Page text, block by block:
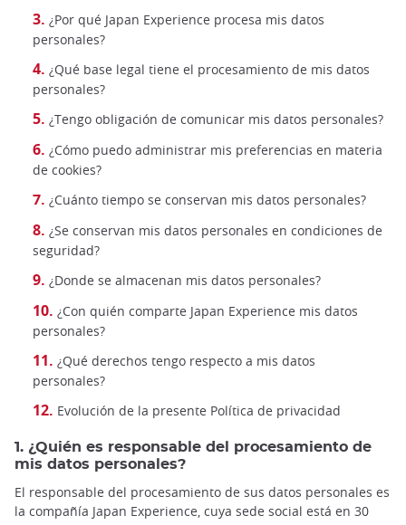
¿Por qué Japan Experience procesa mis datos
personales?
¿Qué base legal tiene el procesamiento de mis datos
personales?
¿Tengo obligación de comunicar mis datos personales?
¿Cómo puedo administrar mis preferencias en materia
de cookies?
¿Cuánto tiempo se conservan mis datos personales?
¿Se conservan mis datos personales en condiciones de
seguridad?
¿Donde se almacenan mis datos personales?
¿Con quién comparte Japan Experience mis datos
personales?
¿Qué derechos tengo respecto a mis datos
personales?
Evolución de la presente Política de privacidad
1. ¿Quién es responsable del procesamiento de
mis datos personales?
El responsable del procesamiento de sus datos personales es
la compañía Japan Experience, cuya sede social está en 30